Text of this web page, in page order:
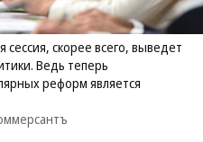
сессия, скорее всего, выведет
Ведь теперь
реформ является